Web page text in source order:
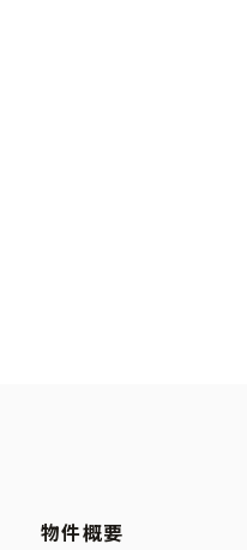
物件概要